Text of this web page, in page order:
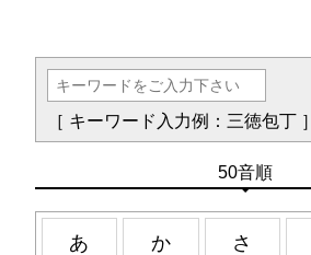
［ キーワード入力例：三徳包丁 ］
50音順
あ か さ